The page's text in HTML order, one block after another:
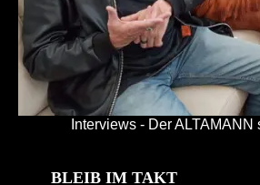
Interviews - Der ALTAMANN
BLEIB IM TAKT